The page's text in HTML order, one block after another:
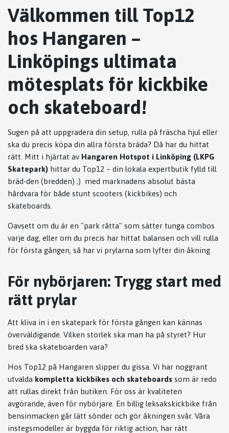
Välkommen till Top12
hos Hangaren –
Linköpings ultimata
mötesplats för kickbike
och skateboard!
Sugen på att uppgradera din setup, rulla på fräscha hjul eller
ska du precis köpa din allra första bräda? Då har du hittat
rätt. Mitt i hjärtat av Hangaren Hotspot i Linköping (LKPG
Skatepark) hittar du Top12 – din lokala expertbutik fylld till
bräd-den (bredden) ;) med marknadens absolut bästa
hårdvara för både stunt scooters (kickbikes) och
skateboards.
Oavsett om du är en "park råtta" som sätter tunga combos
varje dag, eller om du precis har hittat balansen och vill rulla
för första gången, så har vi prylarna som lyfter din åkning.
För nybörjaren: Trygg start med
rätt prylar
Att kliva in i en skatepark för första gången kan kännas
överväldigande. Vilken storlek ska man ha på styret? Hur
bred ska skateboarden vara?
Hos Top12 på Hangaren slipper du gissa. Vi har noggrant
utvalda kompletta kickbikes och skateboards som är redo
att rullas direkt från butiken. För oss är kvaliteten
avgörande, även för nybörjare. En billig leksakskickbike från
bensinmacken går lätt sönder och gör åkningen svår. Våra
instegsmodeller är byggda för riktig action, har rätt